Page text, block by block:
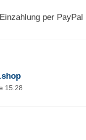
per PayPal
15:28